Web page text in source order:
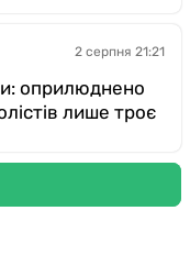
2 серпня 21:21
оприлюднено
лише троє